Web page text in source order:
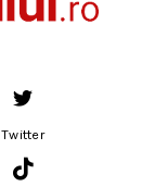
Twitter